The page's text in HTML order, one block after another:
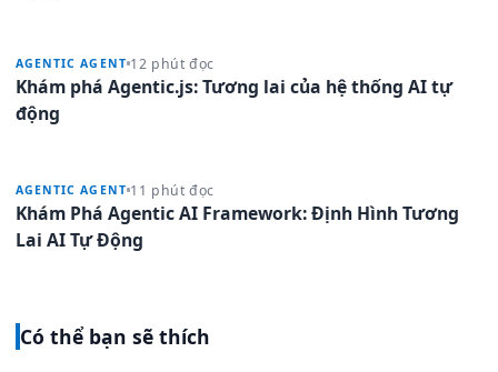
AGENTIC AGENT 12 phút đọc
Khám phá Agentic.js: Tương lai của hệ thống AI tự
động
AGENTIC AGENT 11 phút đọc
Khám Phá Agentic AI Framework: Định Hình Tương
Lai AI Tự Động
Có thể bạn sẽ thích